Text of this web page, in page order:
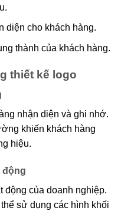
diện cho khách hàng.
thành của khách hàng.
thiết kế logo
nhận diện và ghi nhớ.
khiến khách hàng
hiệu.
động
động của doanh nghiệp.
sử dụng các hình khối